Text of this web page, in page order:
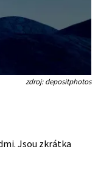
zdroj: depositphotos
Jsou zkrátka